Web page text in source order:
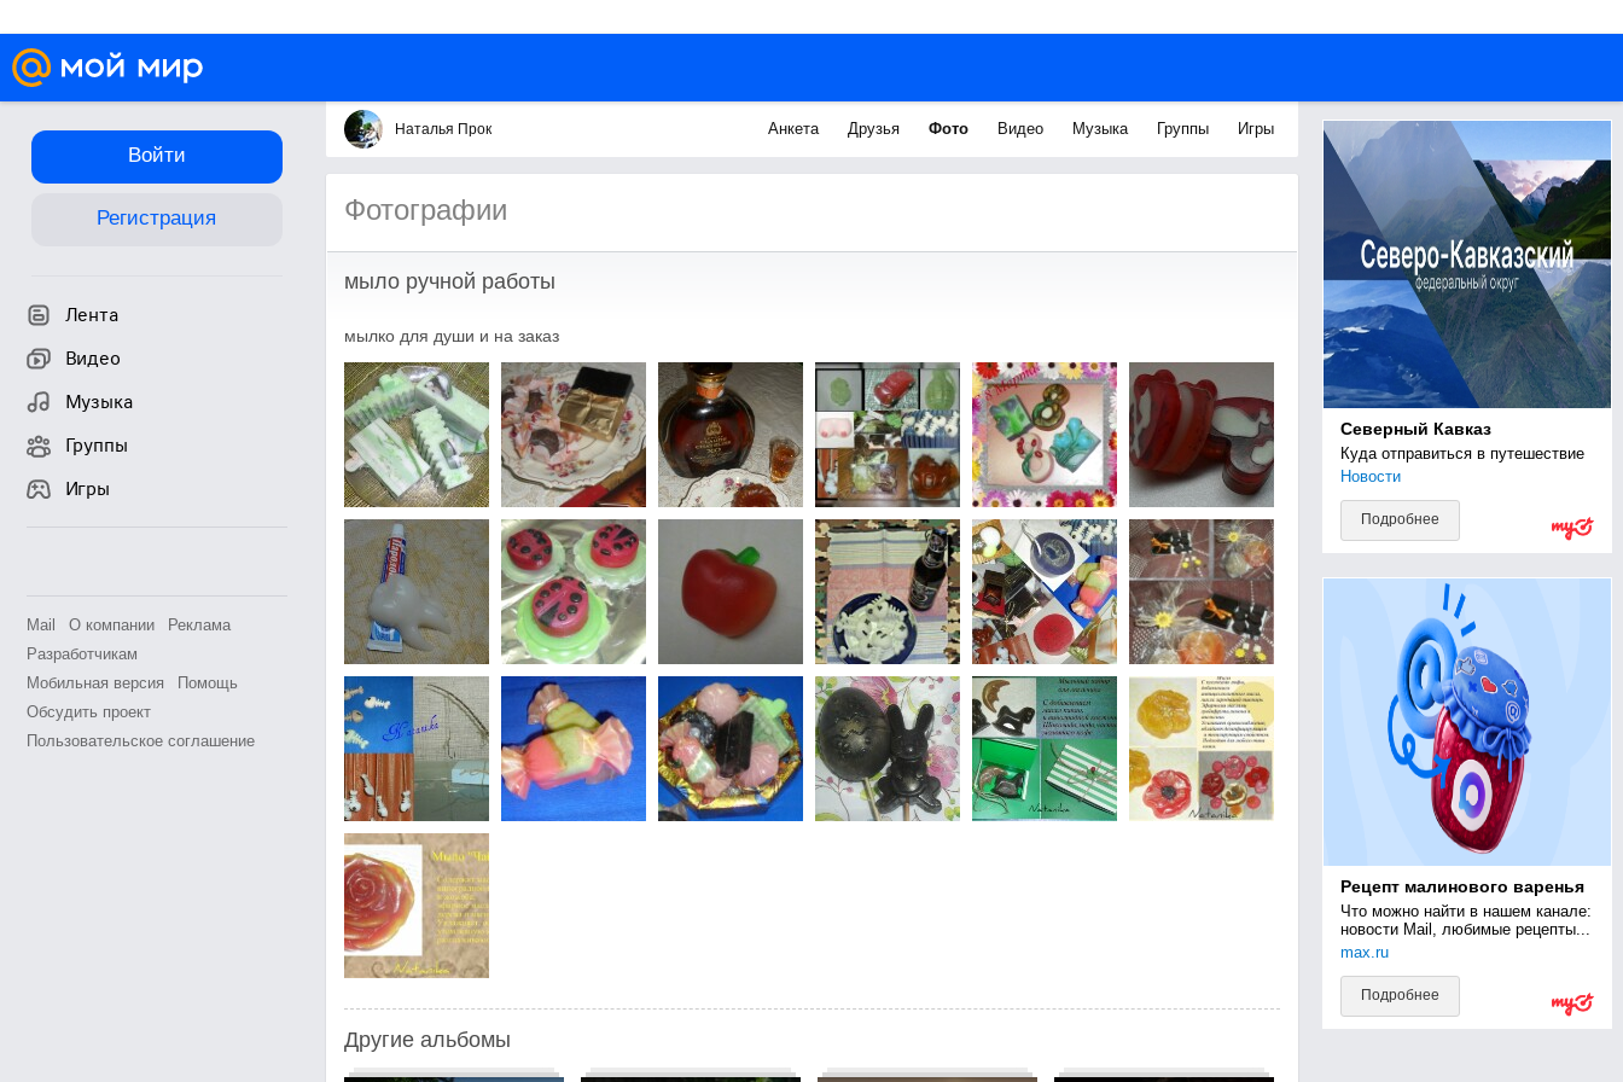
Войти
Регистрация
Лента
Видео
Музыка
Группы
Игры
Mail О компании
Реклама
Разработчикам
Мобильная версия
Помощь
Обсудить проект
Пользовательское соглашение
Наталья Прок Анкета Друзья Фото Видео Музыка Группы Игры
Фотографии
мыло ручной работы
мылко для души и на заказ
Другие альбомы
Северный Кавказ
Куда отправиться в путешествие
Новости
Подробнее
Рецепт малинового варенья
Что можно найти в нашем канале:
новости Mail, любимые рецепты...
max.ru
Подробнее